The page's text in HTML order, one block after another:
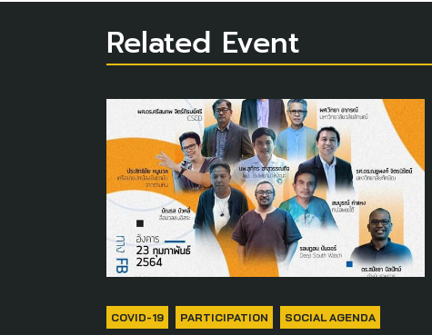
Related Event
COVID-19 PARTICIPATION SOCIAL AGENDA